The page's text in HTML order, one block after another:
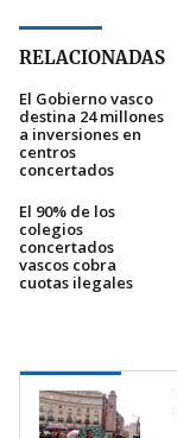
RELACIONADAS
El Gobierno vasco
destina 24 millones
a inversiones en
centros
concertados
El 90% de los
colegios
concertados
vascos cobra
cuotas ilegales